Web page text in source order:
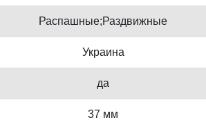
Распашные;Раздвижные
Украина
да
37 мм